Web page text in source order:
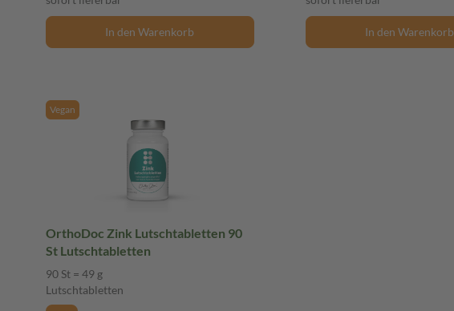
In den Warenkorb In den Warenkorb
Vegan
OrthoDoc Zink Lutschtabletten 90
St Lutschtabletten
90 St = 49 g
Lutschtabletten